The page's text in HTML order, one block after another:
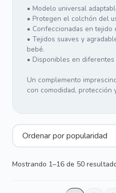
• Modelo universal
• Protegen el colchón del
• Confeccionadas en tejido
• Tejidos suaves y
bebé.
• Disponibles en
Un complemento
con comodidad, protección
Mostrando 1–16 de 50